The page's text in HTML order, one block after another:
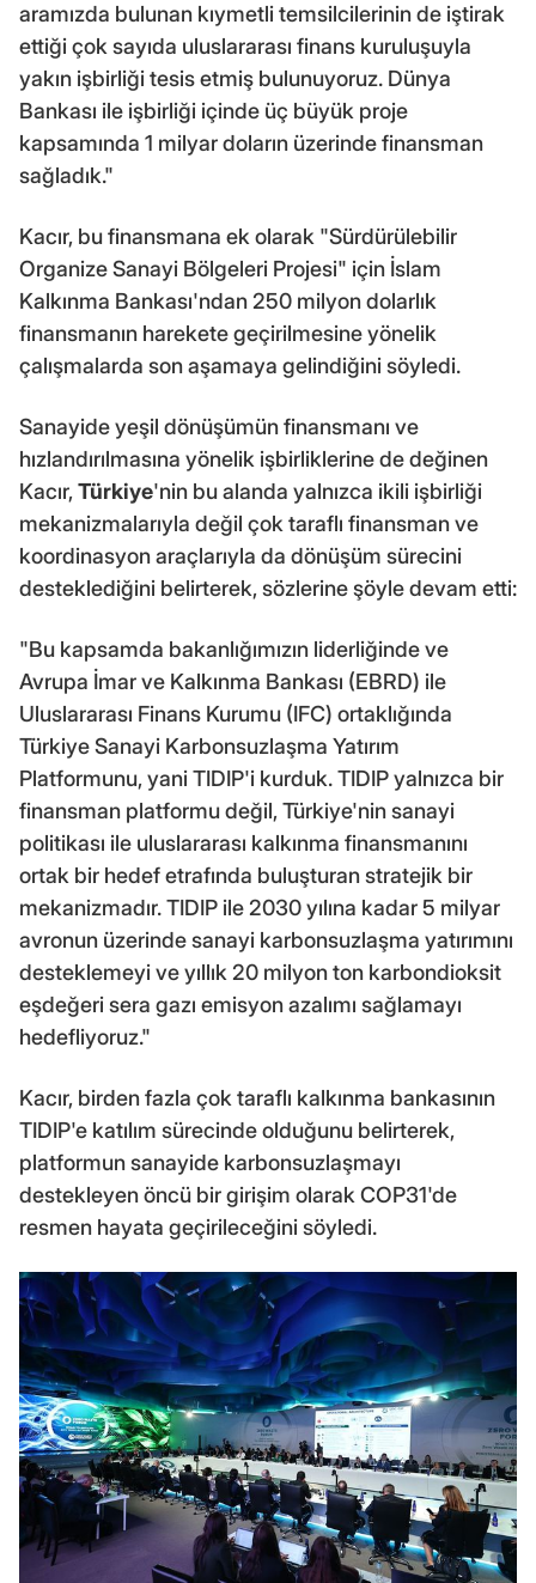
aramızda bulunan kıymetli temsilcilerinin de iştirak
ettiği çok sayıda uluslararası finans kuruluşuyla
yakın işbirliği tesis etmiş bulunuyoruz. Dünya
Bankası ile işbirliği içinde üç büyük proje
kapsamında 1 milyar doların üzerinde finansman
sağladık."
Kacır, bu finansmana ek olarak "Sürdürülebilir
Organize Sanayi Bölgeleri Projesi" için İslam
Kalkınma Bankası'ndan 250 milyon dolarlık
finansmanın harekete geçirilmesine yönelik
çalışmalarda son aşamaya gelindiğini söyledi.
Sanayide yeşil dönüşümün finansmanı ve
hızlandırılmasına yönelik işbirliklerine de değinen
Kacır,Türkiye'nin bu alanda yalnızca ikili işbirliği
mekanizmalarıyla değil çok taraflı finansman ve
koordinasyon araçlarıyla da dönüşüm sürecini
desteklediğini belirterek, sözlerine şöyle devam etti:
"Bu kapsamda bakanlığımızın liderliğinde ve
Avrupa İmar ve Kalkınma Bankası (EBRD) ile
Uluslararası Finans Kurumu (IFC) ortaklığında
Türkiye Sanayi Karbonsuzlaşma Yatırım
Platformunu, yani TIDIP'i kurduk. TIDIP yalnızca bir
finansman platformu değil, Türkiye'nin sanayi
politikası ile uluslararası kalkınma finansmanını
ortak bir hedef etrafında buluşturan stratejik bir
mekanizmadır. TIDIP ile 2030 yılına kadar 5 milyar
avronun üzerinde sanayi karbonsuzlaşma yatırımını
desteklemeyi ve yıllık 20 milyon ton karbondioksit
eşdeğeri sera gazı emisyon azalımı sağlamayı
hedefliyoruz."
Kacır, birden fazla çok taraflı kalkınma bankasının
TIDIP'e katılım sürecinde olduğunu belirterek,
platformun sanayide karbonsuzlaşmayı
destekleyen öncü bir girişim olarak COP31'de
resmen hayata geçirileceğini söyledi.